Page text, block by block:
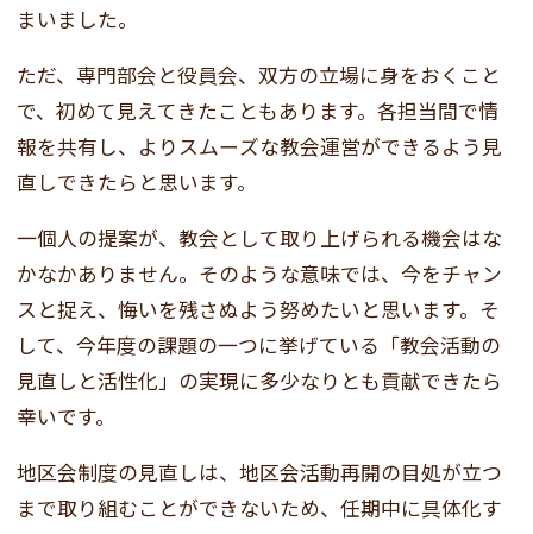
まいました。
ただ、専門部会と役員会、双方の立場に身をおくこと
で、初めて見えてきたこともあります。各担当間で情
報を共有し、よりスムーズな教会運営ができるよう見
直しできたらと思います。
一個人の提案が、教会として取り上げられる機会はな
かなかありません。そのような意味では、今をチャン
スと捉え、悔いを残さぬよう努めたいと思います。そ
して、今年度の課題の一つに挙げている「教会活動の
見直しと活性化」の実現に多少なりとも貢献できたら
幸いです。
地区会制度の見直しは、地区会活動再開の目処が立つ
まで取り組むことができないため、任期中に具体化す